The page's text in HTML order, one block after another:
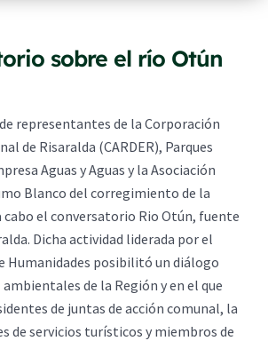
sobre el río Otún
representantes de la Corporación
de Risaralda (CARDER), Parques
Aguas y Aguas y la Asociación
Blanco del corregimiento de la
cabo el conversatorio Rio Otún, fuente
Dicha actividad liderada por el
Humanidades posibilitó un diálogo
de la Región y en el que
de juntas de acción comunal, la
de servicios turísticos y miembros de